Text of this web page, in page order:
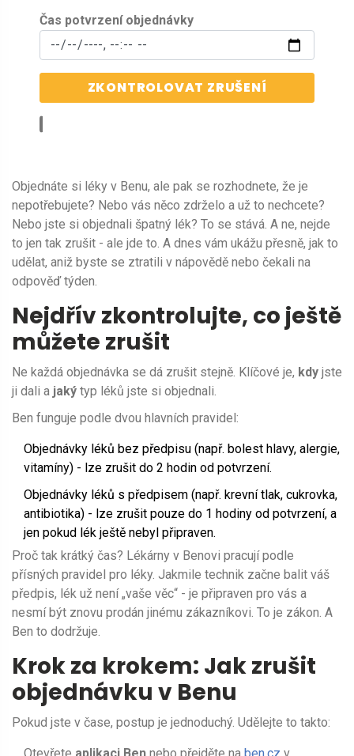
Čas potvrzení objednávky
ZKONTROLOVAT ZRUŠENÍ
Objednáte si léky v Benu, ale pak se rozhodnete, že je
nepotřebujete? Nebo vás něco zdrželo a už to nechcete?
Nebo jste si objednali špatný lék? To se stává. A ne, nejde
to jen tak zrušit - ale jde to. A dnes vám ukážu přesně, jak to
udělat, aniž byste se ztratili v nápovědě nebo čekali na
odpověď týden.
Nejdřív zkontrolujte, co ještě
můžete zrušit
Ne každá objednávka se dá zrušit stejně. Klíčové je, kdy jste
ji dali a jaký typ léků jste si objednali.
Ben funguje podle dvou hlavních pravidel:
Objednávky léků bez předpisu (např. bolest hlavy, alergie,
vitamíny) - lze zrušit do 2 hodin od potvrzení.
Objednávky léků s předpisem (např. krevní tlak, cukrovka,
antibiotika) - lze zrušit pouze do 1 hodiny od potvrzení, a
jen pokud lék ještě nebyl připraven.
Proč tak krátký čas? Lékárny v Benovi pracují podle
přísných pravidel pro léky. Jakmile technik začne balit váš
předpis, lék už není „vaše věc“ - je připraven pro vás a
nesmí být znovu prodán jinému zákazníkovi. To je zákon. A
Ben to dodržuje.
Krok za krokem: Jak zrušit
objednávku v Benu
Pokud jste v čase, postup je jednoduchý. Udělejte to takto: